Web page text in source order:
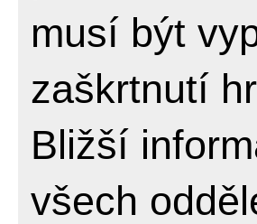
musí být
zaškrtnutí
Bližší
všech